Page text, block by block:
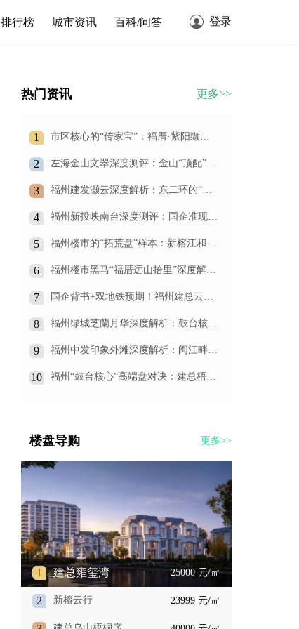
排行榜 城市资讯 百科/问答 登录
热门资讯 更多>>
1
市区核心的“传家宝”：福厝·紫阳缬
2
左海金山文翠深度测评：金山“顶配”改
3
福州建发灏云深度解析：东二环的“四
究竟值不值得？
4
福州新投映南台深度测评：国企准现房
5
福州楼市的“拓荒盘”样本：新榕江和
期持有的承诺
6
福州楼市黑马“福厝远山拾里”深度解
明港准现房！
7
国企背书+双地铁预期！福州建总云璟
炸”选择
8
福州绿城芝蘭月华深度解析：鼓台核心
9
福州中发印象外滩深度解析：闽江畔
10
福州“鼓台核心”高端盘对决：建总梧桐
楼盘导购 更多>>
1 建总雍玺湾 25000 元/㎡
2 新榕云行 23999 元/㎡